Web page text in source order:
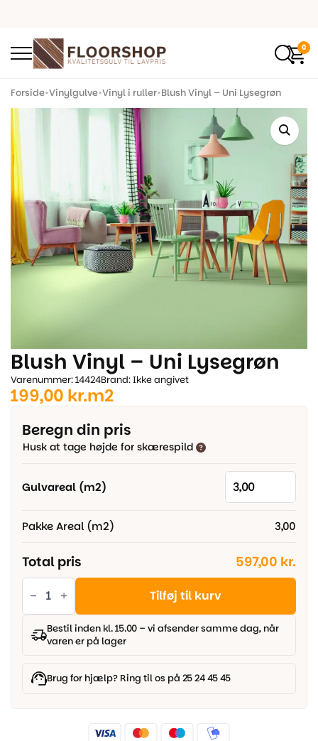
0
Forside•Vinylgulve•Vinyl i ruller•Blush Vinyl – Uni Lysegrøn
Blush Vinyl – Uni Lysegrøn
Varenummer: 14424Brand: Ikke angivet
199,00 kr.m2
Beregn din pris
Husk at tage højde for skærespild
Gulvareal (m2)
Pakke Areal (m2) 3,00
Total pris 597,00 kr.
Blush
Vinyl
Uni
Lysegrøn
antal
Tilføj til kurv
Bestil inden kl. 15.00 – vi afsender samme dag, når
varen er på lager
Brug for hjælp? Ring til os på 25 24 45 45